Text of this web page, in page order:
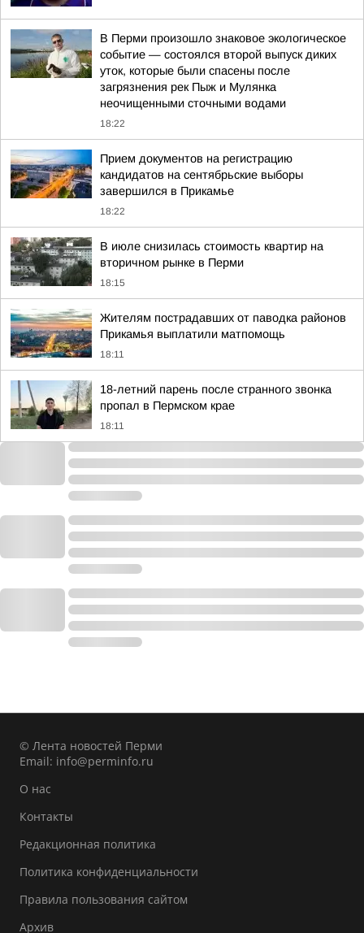
В Перми произошло знаковое экологическое
событие — состоялся второй выпуск диких
уток, которые были спасены после
загрязнения рек Пыж и Мулянка
неочищенными сточными водами
18:22
Прием документов на регистрацию
кандидатов на сентябрьские выборы
завершился в Прикамье
18:22
В июле снизилась стоимость квартир на
вторичном рынке в Перми
18:15
Жителям пострадавших от паводка районов
Прикамья выплатили матпомощь
18:11
18-летний парень после странного звонка
пропал в Пермском крае
18:11
© Лента новостей Перми
Email: info@perminfo.ru
О нас
Контакты
Редакционная политика
Политика конфиденциальности
Правила пользования сайтом
Архив